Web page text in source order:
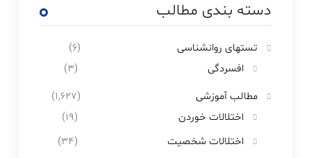
دسته بندی مطالب
تستهای روانشناسی
(6)
افسردگی
(3)
مطالب آموزشی
(1,627)
اختلالات خوردن
(19)
اختلالات شخصیت
(34)